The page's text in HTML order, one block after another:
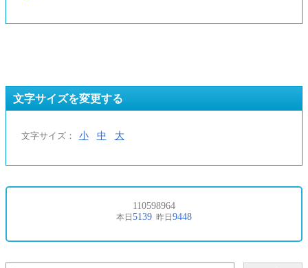
文字サイズを変更する
文字サイズ： 小 中 大